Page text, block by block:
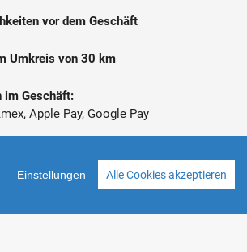
vor dem Geschäft
Umkreis von 30 km
im Geschäft:
Apple Pay, Google Pay
Einstellungen Alle Cookies akzeptieren